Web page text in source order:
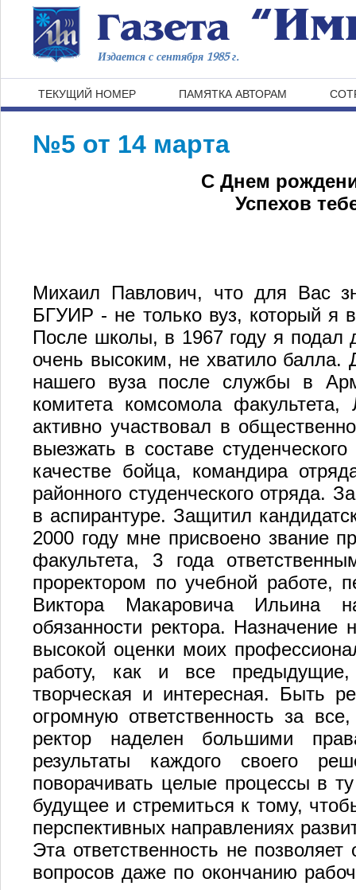
Издается с сентября 1985 г.
ТЕКУЩИЙ НОМЕР ПАМЯТКА АВТОРАМ
№5 от 14 марта
С Днем
Успехов
Михаил Павлович, что для Вас
БГУИР - не только вуз, который я
После школы, в 1967 году я
очень высоким, не хватило балла.
нашего вуза после службы в
комитета комсомола
активно участвовал в
выезжать в составе
качестве бойца, командира
районного студенческого отряда.
в аспирантуре. Защитил
2000 году мне присвоено звание
факультета, 3 года
проректором по учебной работе,
Виктора Макаровича Ильина
обязанности ректора. Назначение
высокой оценки моих
работу, как и все
творческая и интересная. Быть
огромную ответственность за
ректор наделен большими
результаты каждого своего
поворачивать целые процессы в
будущее и стремиться к тому,
перспективных направлениях
Эта ответственность не
вопросов даже по окончанию